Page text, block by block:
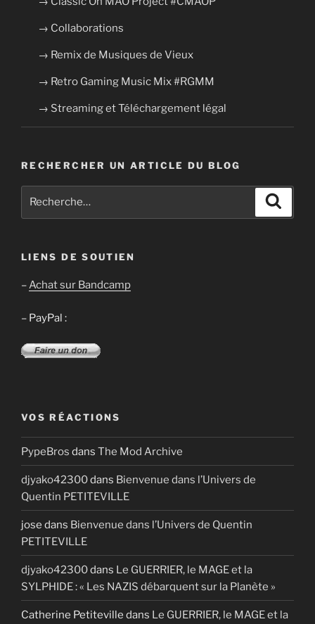
→ Collaborations
→ Remix de Musiques de Vieux
→ Retro Gaming Music Mix #RGMM
→ Streaming et Téléchargement légal
RECHERCHER UN ARTICLE DU BLOG
LIENS DE SOUTIEN
–Achat sur Bandcamp
– PayPal :
VOS RÉACTIONS
PypeBros dans The Mod Archive
djyako42300dans Bienvenue dans l’Univers de
Quentin PETITEVILLE
jose dans Bienvenue dans l’Univers de Quentin
PETITEVILLE
djyako42300dans Le GUERRIER, le MAGE et la
SYLPHIDE : « Les NAZIS débarquent sur la Planète »
Catherine Petiteville dans Le GUERRIER, le MAGE et la